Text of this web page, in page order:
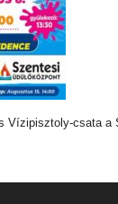
Vízipisztoly-csata a